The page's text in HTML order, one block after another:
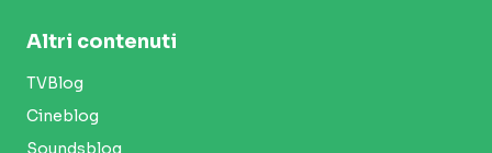
Altri contenuti
TVBlog
Cineblog
Soundsblog